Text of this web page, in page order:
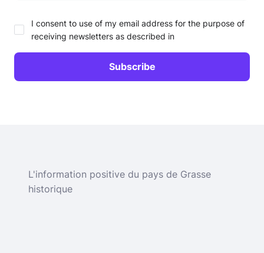
I consent to use of my email address for the purpose of
receiving newsletters as described in
L'information positive du pays de Grasse
historique